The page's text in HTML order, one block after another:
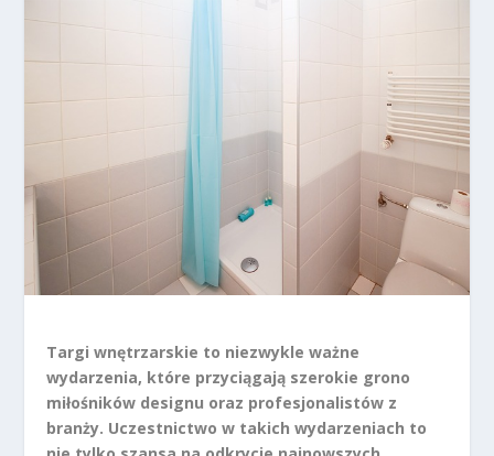
Targi wnętrzarskie to niezwykle ważne
wydarzenia, które przyciągają szerokie grono
miłośników designu oraz profesjonalistów z
branży. Uczestnictwo w takich wydarzeniach to